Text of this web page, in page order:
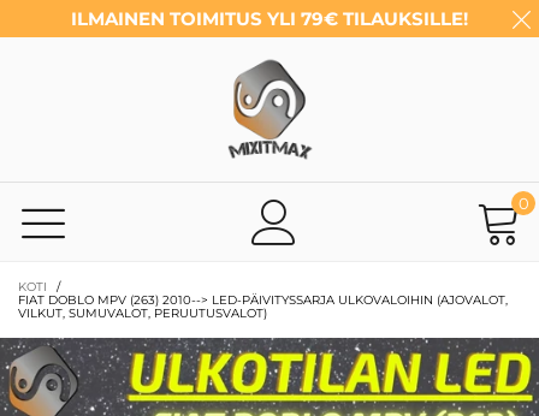
ILMAINEN TOIMITUS YLI 79€ TILAUKSILLE!
0
KOTI
/
FIAT DOBLO MPV (263) 2010--> LED-PÄIVITYSSARJA ULKOVALOIHIN (AJOVALOT,
VILKUT, SUMUVALOT, PERUUTUSVALOT)